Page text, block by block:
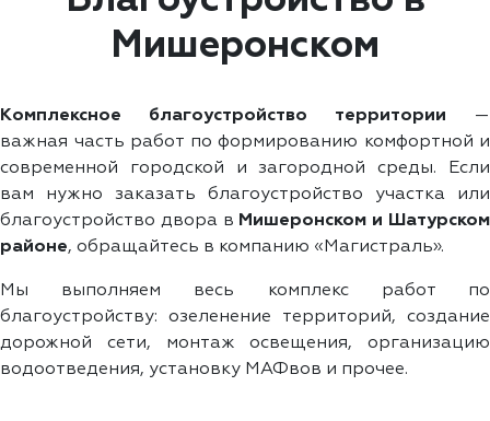
Мишеронском
Комплексное благоустройство территории —
важная часть работ по формированию комфортной и
современной городской и загородной среды. Если
вам нужно заказать благоустройство участка или
благоустройство двора в Мишеронском и Шатурском
районе, обращайтесь в компанию «Магистраль».
Мы выполняем весь комплекс работ по
благоустройству: озеленение территорий, создание
дорожной сети, монтаж освещения, организацию
водоотведения, установку МАФвов и прочее.